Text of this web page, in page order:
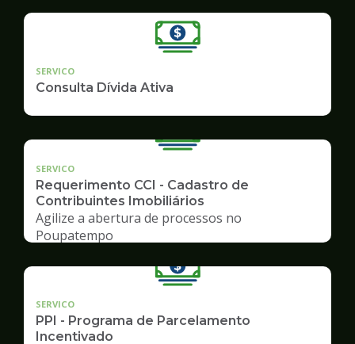
SERVICO
Consulta Dívida Ativa
SERVICO
Requerimento CCI - Cadastro de
Contribuintes Imobiliários
Agilize a abertura de processos no
Poupatempo
SERVICO
PPI - Programa de Parcelamento
Incentivado